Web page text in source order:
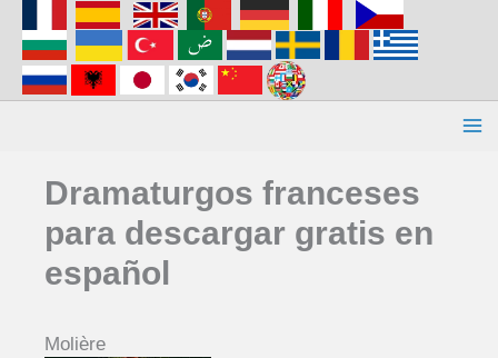
contenu
Dramaturgos franceses
para descargar gratis en
español
Molière